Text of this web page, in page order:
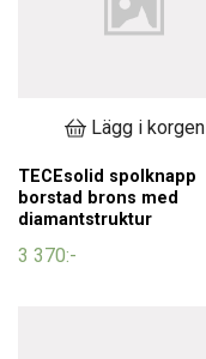
Lägg i korgen
TECEsolid spolknapp
borstad brons med
diamantstruktur
3 370:-